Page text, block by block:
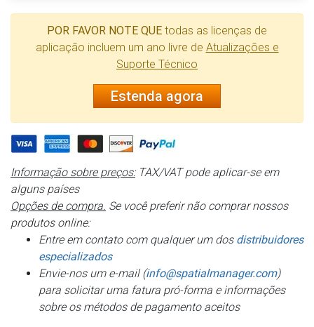
POR FAVOR NOTE QUE todas as licenças de
aplicação incluem um ano livre de Atualizações e
Suporte Técnico
Estenda agora
Informação sobre preços:TAX/VAT pode aplicar-se em
alguns países
Opções de compra. Se você preferir não comprar nossos
produtos online:
Entre em contato com qualquer um dos distribuidores
especializados
Envie-nos um e-mail (info@spatialmanager.com)
para solicitar uma fatura pró-forma e informações
sobre os métodos de pagamento aceitos